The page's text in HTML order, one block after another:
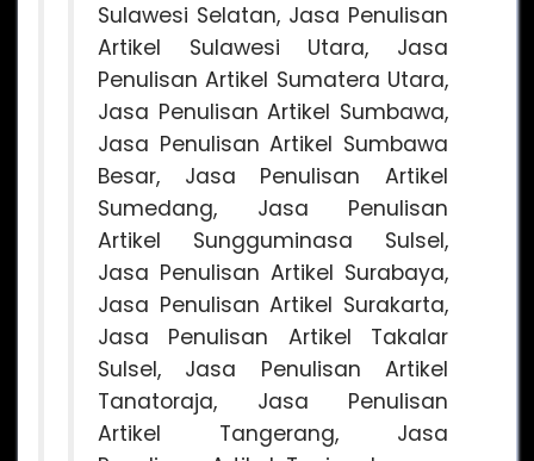
Sulawesi Selatan, Jasa Penulisan
Artikel Sulawesi Utara, Jasa
Penulisan Artikel Sumatera Utara,
Jasa Penulisan Artikel Sumbawa,
Jasa Penulisan Artikel Sumbawa
Besar, Jasa Penulisan Artikel
Sumedang, Jasa Penulisan
Artikel Sungguminasa Sulsel,
Jasa Penulisan Artikel Surabaya,
Jasa Penulisan Artikel Surakarta,
Jasa Penulisan Artikel Takalar
Sulsel, Jasa Penulisan Artikel
Tanatoraja, Jasa Penulisan
Artikel Tangerang, Jasa